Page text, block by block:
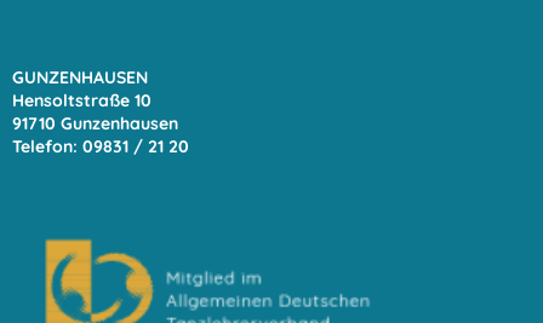
GUNZENHAUSEN
Hensoltstraße 10
91710 Gunzenhausen
Telefon: 09831 / 21 20